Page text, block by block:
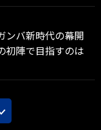
ンバ新時代の幕開
初陣で目指すのは